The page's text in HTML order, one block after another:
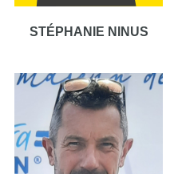
STÉPHANIE NINUS